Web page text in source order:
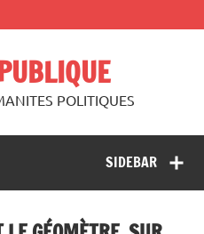
POLITIQUES
SIDEBAR